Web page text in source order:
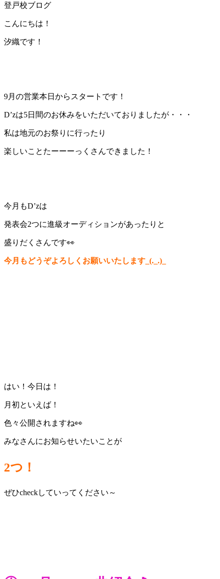
登戸校ブログ
こんにちは！
汐織です！
9月の営業本日からスタートです！
D’zは5日間のお休みをいただいておりましたが・・・
私は地元のお祭りに行ったり
楽しいことたーーーっくさんできました！
今月もD’zは
発表会2つに進級オーディションがあったりと
盛りだくさんです👀
今月もどうぞよろしくお願いいたします_(._.)_
はい！今日は！
月初といえば！
色々公開されますね👀
みなさんにお知らせいたいことが
2つ！
ぜひcheckしていってください～